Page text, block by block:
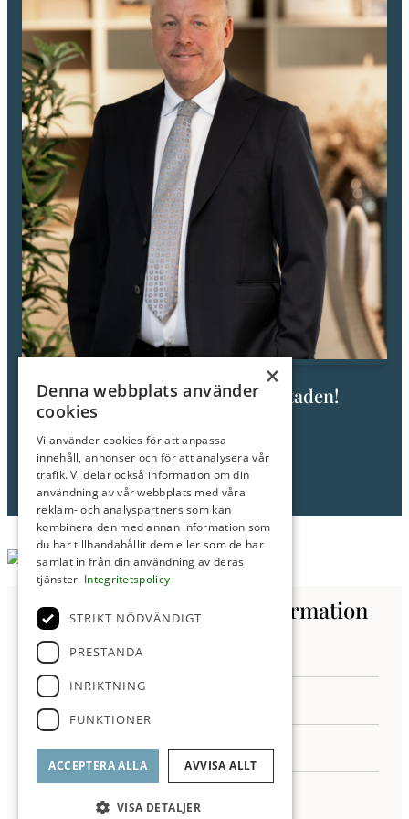
Fråga mig om den här bostaden!
Fastighetsmäklare/Partner
Tel: 0705-83 12 12
E-post:moberg@roimakleri.se
Skidor - Sunnersta, utförsåkning, med bil ca 9 minuter.
Skarholmens båtklubb ca 11 minuter.
Strandliv i Sunnersta och Vårdsätra, magisk miljö.
Akademiska sjukhuset, BMC, SLU, Ångströms, samtliga nås snabbt
med såväl cykel som kollektivtrafik.
Varmt välkommen på visning, tveka inte att kontakta mig om
visningstider inte passar.
Bästa hälsningar
Hans Moberg
ROI Fastighetsmäkleri
0705-831212
Kontakta oss för mer information
×
Denna webbplats använder
cookies
Vi använder cookies för att anpassa
innehåll, annonser och för att analysera vår
trafik. Vi delar också information om din
användning av vår webbplats med våra
reklam- och analyspartners som kan
kombinera den med annan information som
du har tillhandahållit dem eller som de har
samlat in från din användning av deras
tjänster. Integritetspolicy
STRIKT NÖDVÄNDIGT
PRESTANDA
INRIKTNING
FUNKTIONER
ACCEPTERA ALLA AVVISA ALLT
VISA DETALJER